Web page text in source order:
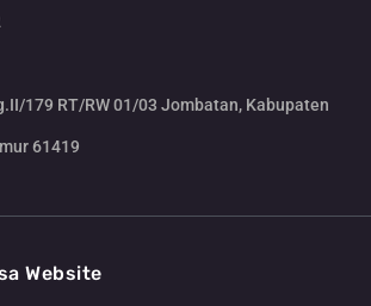
179 RT/RW 01/03 Jombatan, Kabupaten
61419
Website